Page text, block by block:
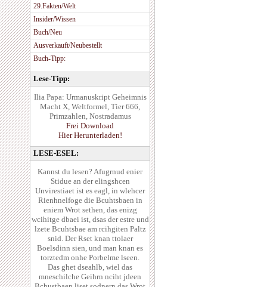
29.Fakten/Welt
Insider/Wissen
Buch/Neu
Ausverkauft/Neubestellt
Buch-Tipp:
Lese-Tipp:
Ilia Papa: Urmanuskript Geheimnis
Macht X, Weltformel, Tier 666,
Primzahlen, Nostradamus
Frei Download
Hier Herunterladen!
LESE-ESEL:
Kannst du lesen? Afugrnud enier
Stidue an der elingshcen
Unvirestiaet ist es eagl, in wlehcer
Rienhnelfoge die Bcuhtsbaen in
eniem Wrot sethen, das enizg
wcihitge dbaei ist, dsas der estre und
lzete Bcuhtsbae am rcihgiten Paltz
snid. Der Rset knan ttolaer
Boelsdinn sien, und man knan es
torztedm onhe Porbelme lseen.
Das ghet dseahlb, wiel das
mneschilche Geihrn nciht jdeen